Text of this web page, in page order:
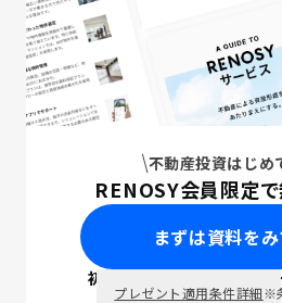
不動産投資はじめ
RENOSY会員限定で
まずは資料を
初回面談で ポイン
プレゼント適用条件詳細※